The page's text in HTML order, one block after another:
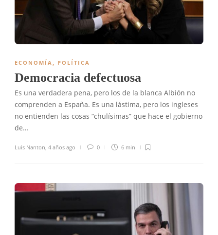
ECONOMÍA, POLÍTICA
Democracia defectuosa
Es una verdadera pena, pero los de la blanca Albión no
comprenden a España. Es una lástima, pero los ingleses
no entienden las cosas “chulísimas” que hace el gobierno
de…
Luis Nanton, 4 años ago 0 6 min